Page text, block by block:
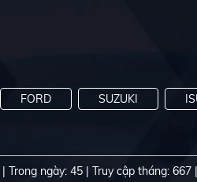
FORD SUZUKI
| Trong ngày: 45 | Truy cập tháng: 667 |